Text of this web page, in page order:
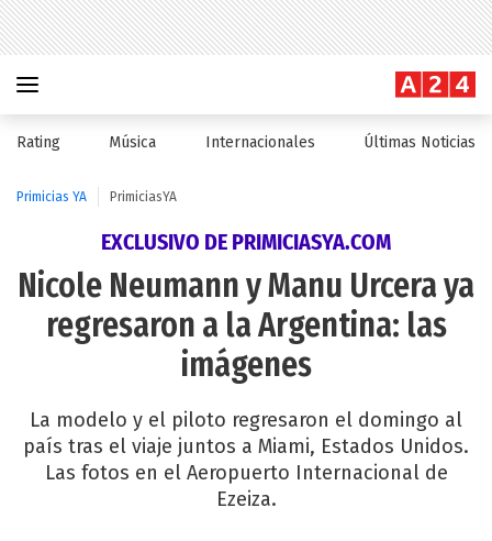
Rating Música Internacionales Últimas Noticias
Primicias YA PrimiciasYA
EXCLUSIVO DE PRIMICIASYA.COM
Nicole Neumann y Manu Urcera ya
regresaron a la Argentina: las
imágenes
La modelo y el piloto regresaron el domingo al
país tras el viaje juntos a Miami, Estados Unidos.
Las fotos en el Aeropuerto Internacional de
Ezeiza.